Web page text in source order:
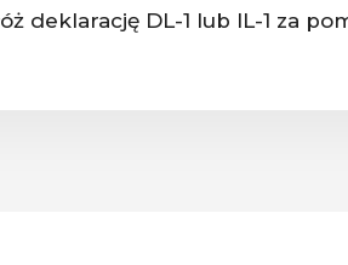
deklarację DL-1 lub IL-1 za